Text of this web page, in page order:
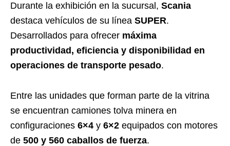
Durante la exhibición en la sucursal, Scania
destaca vehículos de su línea SUPER.
Desarrollados para ofrecer máxima
productividad, eficiencia y disponibilidad en
operaciones de transporte pesado.
Entre las unidades que forman parte de la vitrina
se encuentran camiones tolva minera en
configuraciones 6×4 y 6×2 equipados con motores
de 500 y 560 caballos de fuerza.